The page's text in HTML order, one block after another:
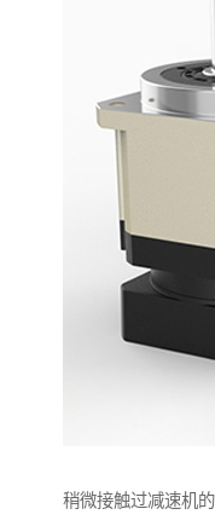
稍微接触过减速机